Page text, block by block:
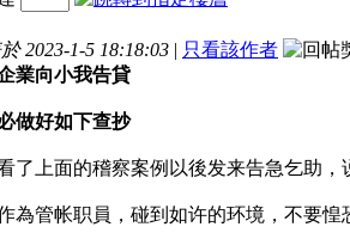
2023-1-5 18:18:03 | 只看該作者
業向小我告貸
做好如下查抄
了上面的稽察案例以後发来告急乞助
為管帐职員，碰到如许的环境，不要